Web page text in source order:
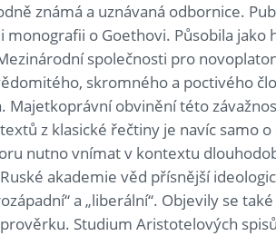
známá a uznávaná odbornice.
o Goethovi. Působila jako
společnosti pro
skromného a poctivého
Majetkoprávní obvinění této
z klasické řečtiny je navíc samo
nutno vnímat v kontextu
akademie věd přísnější
a „liberální“. Objevily se
Studium Aristotelových